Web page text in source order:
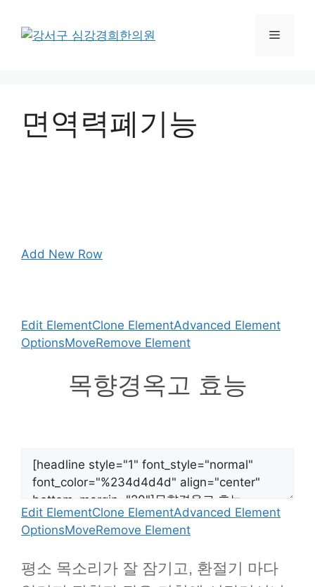
메
면역력폐기능
Add New Row
Edit ElementClone ElementAdvanced Element
OptionsMoveRemove Element
목향경옥고 효능
Edit ElementClone ElementAdvanced Element
OptionsMoveRemove Element
평소 목소리가 잘 잠기고, 환절기 마다